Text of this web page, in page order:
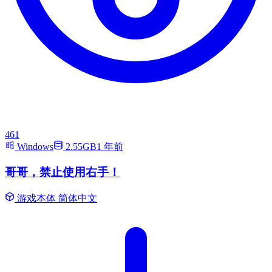
461
Windows
2.55GB1 年前
哥哥，禁止使用右手！
游戏本体 简体中文